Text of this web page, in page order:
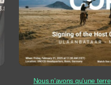
Nous n'avons qu'une terre